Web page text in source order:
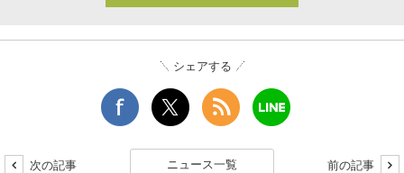
シェアする
次の記事 ニュース一覧 前の記事